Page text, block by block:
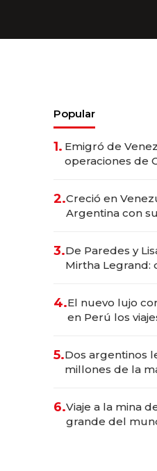
Popular
1. Emigró de
operaciones de
2.Creció en
Argentina con
marcas "fast
3.De Paredes y
Mirtha Legrand:
4.El nuevo lujo
en Perú los
transformadoras
5.Dos argentinos
millones de la
6.Viaje a la mina
grande del